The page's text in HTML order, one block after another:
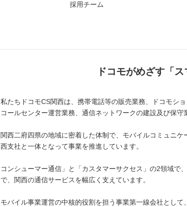
採用チーム
ドコモがめざす「
私たちドコモCS関西は、携帯電話等の販売業務、ドコモシ
コールセンター運営業務、通信ネットワークの建設及び保
関西二府四県の地域に密着した体制で、モバイルコミュニ
西支社と一体となって事業を推進しています。
コンシューマー通信」と「カスタマーサクセス」の2領域で
で、関西の通信サービスを幅広く支えています。
モバイル事業運営の中核的役割を担う事業第一線会社とし